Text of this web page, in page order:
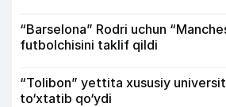
“Barselona” Rodri uchun
futbolchisini taklif qildi
“Tolibon” yettita xususiy
to‘xtatib qo‘ydi